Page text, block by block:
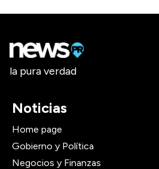
la pura verdad
Noticias
Home page
Gobierno y Política
Negocios y Finanzas